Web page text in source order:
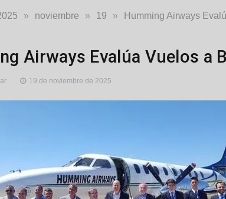
» noviembre » 19 » Humming Airways
Airways Evalúa Vuelos a
19 de noviembre de 2025